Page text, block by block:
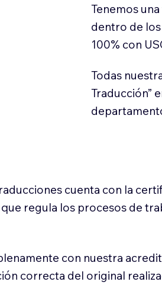
Tenemos
dentro de
100% con
Todas
Traducción”
cuenta con la
regula los procesos de
con nuestra
correcta del original